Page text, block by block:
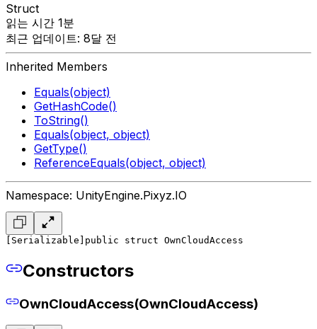
Struct
읽는 시간 1분
최근 업데이트: 8달 전
Inherited Members
Equals(object)
GetHashCode()
ToString()
Equals(object, object)
GetType()
ReferenceEquals(object, object)
Namespace: UnityEngine.Pixyz.IO
[Serializable] public struct OwnCloudAccess
Constructors
OwnCloudAccess(OwnCloudAccess)